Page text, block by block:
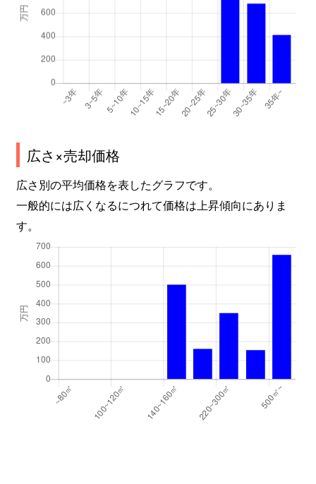
広さ×売却価格
広さ別の平均価格を表したグラフです。
一般的には広くなるにつれて価格は上昇傾向にありま
す。